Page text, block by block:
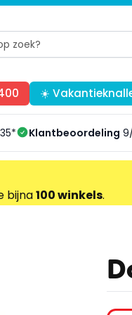
☀️
Klantbeoordeling
bijna100 winkels.